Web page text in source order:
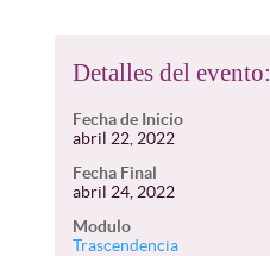
Detalles del evento:
Fecha de Inicio
abril 22, 2022
Fecha Final
abril 24, 2022
Modulo
Trascendencia